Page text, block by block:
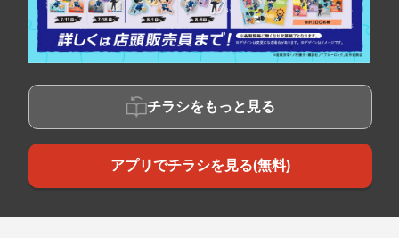
チラシをもっと見る
アプリでチラシを見る(無料)